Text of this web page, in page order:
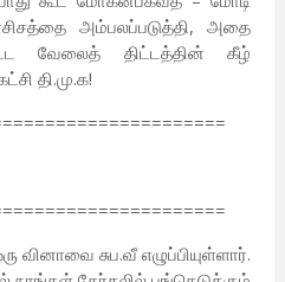
அம்பலப்படுத்தி, அதை
வேலைத் திட்டத்தின் கீழ்
தி.மு.க!
வினாவை சுப.வீ எழுப்பியுள்ளார்.